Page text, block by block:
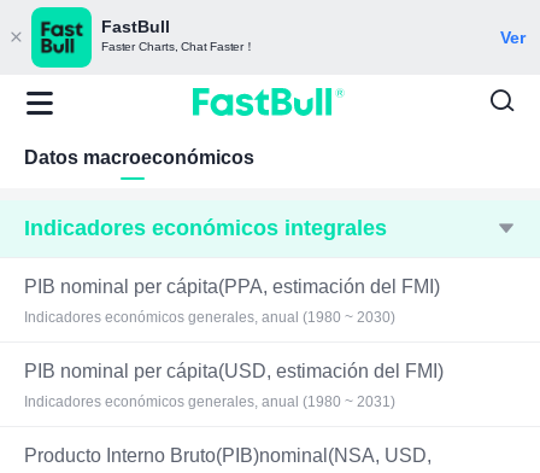
FastBull
Faster Charts, Chat Faster！ Ver
Datos macroeconómicos
Indicadores económicos integrales
PIB nominal per cápita(PPA, estimación del FMI)
Indicadores económicos generales, anual (1980 ~ 2030)
PIB nominal per cápita(USD, estimación del FMI)
Indicadores económicos generales, anual (1980 ~ 2031)
Producto Interno Bruto(PIB)nominal(NSA, USD,